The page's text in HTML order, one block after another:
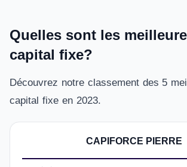
Quelles sont les
capital fixe?
Découvrez notre classement des 5
capital fixe en 2023.
CAPIFORCE PIERRE